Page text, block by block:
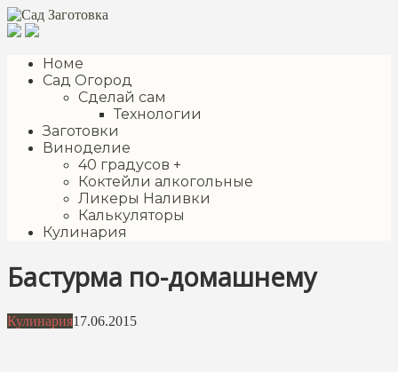
Перейти
к
Номе
Сад Огород
Сделай сам
Технологии
Заготовки
Виноделие
40 градусов +
Коктейли алкогольные
Ликеры Наливки
Калькуляторы
Кулинария
Бастурма по-домашнему
Кулинария17.06.2015